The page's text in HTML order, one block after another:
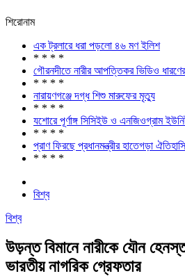
শিরোনাম
এক ট্রলারে ধরা পড়লো ৪৬ মণ ইলিশ
* * * *
গৌরনদীতে নারীর আপত্তিকর ভিডিও
* * * *
নারায়ণগঞ্জে দগ্ধ শিশু মারুফের মৃত্যু
* * * *
যশোরে পূর্ণাঙ্গ সিসিইউ ও এনজিওগ্রাম
* * * *
প্রাণ ফিরছে প্রধানমন্ত্রীর হাতেগড়া
* * * *
বিশ্ব
বিশ্ব
উড়ন্ত বিমানে নারীকে যৌন
ভারতীয় নাগরিক গ্রেফতার